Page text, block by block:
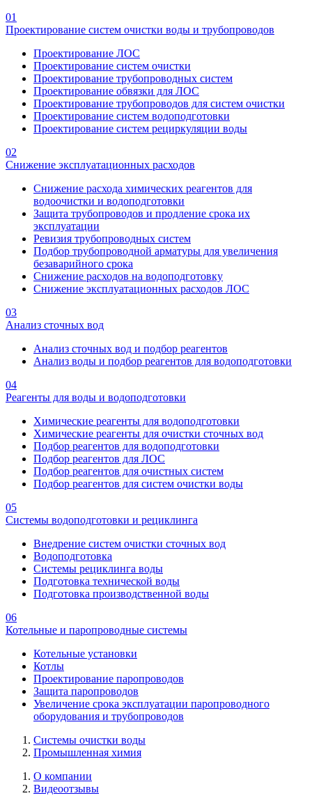
01
Проектирование систем очистки воды и трубопроводов
Проектирование ЛОС
Проектирование систем очистки
Проектирование трубопроводных систем
Проектирование обвязки для ЛОС
Проектирование трубопроводов для систем очистки
Проектирование систем водоподготовки
Проектирование систем рециркуляции воды
02
Снижение эксплуатационных расходов
Снижение расхода химических реагентов для
водоочистки и водоподготовки
Защита трубопроводов и продление срока их
эксплуатации
Ревизия трубопроводных систем
Подбор трубопроводной арматуры для увеличения
безаварийного срока
Снижение расходов на водоподготовку
Снижение эксплуатационных расходов ЛОС
03
Анализ сточных вод
Анализ сточных вод и подбор реагентов
Анализ воды и подбор реагентов для водоподготовки
04
Реагенты для воды и водоподготовки
Химические реагенты для водоподготовки
Химические реагенты для очистки сточных вод
Подбор реагентов для водоподготовки
Подбор реагентов для ЛОС
Подбор реагентов для очистных систем
Подбор реагентов для систем очистки воды
05
Системы водоподготовки и рециклинга
Внедрение систем очистки сточных вод
Водоподготовка
Системы рециклинга воды
Подготовка технической воды
Подготовка производственной воды
06
Котельные и паропроводные системы
Котельные установки
Котлы
Проектирование паропроводов
Защита паропроводов
Увеличение срока эксплуатации паропроводного
оборудования и трубопроводов
Системы очистки воды
Промышленная химия
О компании
Видеоотзывы